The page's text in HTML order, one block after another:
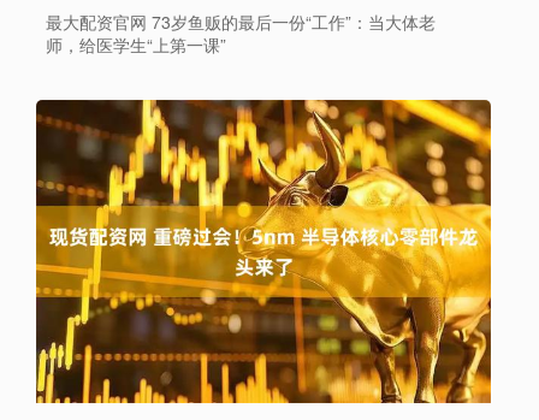
最大配资官网 73岁鱼贩的最后一份“工作”：当大体老
师，给医学生“上第一课”